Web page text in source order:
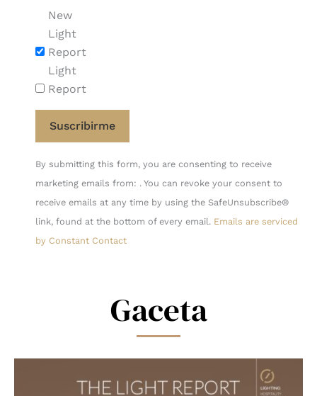
New
Light
Report
Light
Report
Constant
Contact
Use.
Please
leave
By submitting this form, you are consenting to receive
marketing emails from: . You can revoke your consent to
receive emails at any time by using the SafeUnsubscribe®
link, found at the bottom of every email. Emails are serviced
by Constant Contact
Gaceta